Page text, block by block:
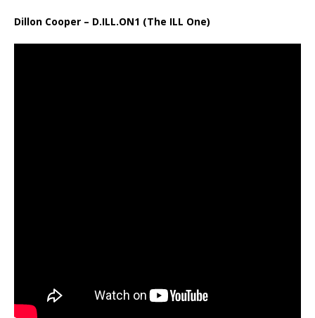
Dillon Cooper – D.ILL.ON1 (The ILL One)